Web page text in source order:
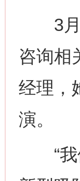
3月
咨询相
经理，
演。
“我